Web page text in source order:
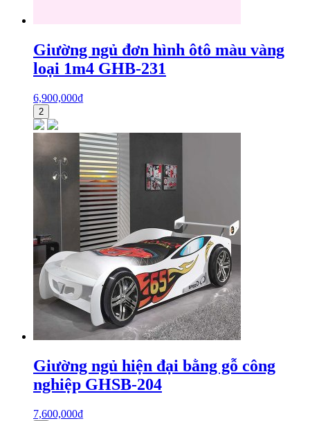
Giường ngủ đơn hình ôtô màu vàng
loại 1m4 GHB-231
6,900,000₫
2
Giường ngủ hiện đại bằng gỗ công
nghiệp GHSB-204
7,600,000₫